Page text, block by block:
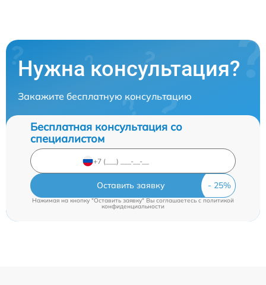
Нужна консультация?
Закажите бесплатную консультацию
Бесплатная консультация со
специалистом
Оставить заявку
Нажимая на кнопку "Оставить заявку" Вы соглашаетесь cполитикой
конфиденциальности